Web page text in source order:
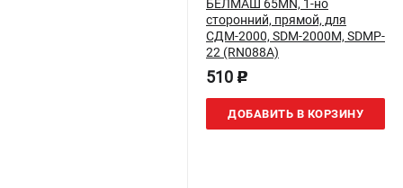
БЕЛМАШ 65MN, 1-но
сторонний, прямой, для
СДМ-2000, SDM-2000M, SDMP-
22 (RN088A)
510 p
ДОБАВИТЬ В КОРЗИНУ